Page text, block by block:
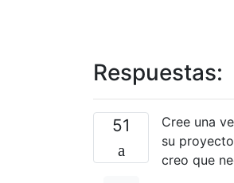
Respuestas:
51
Cree una
su
creo que